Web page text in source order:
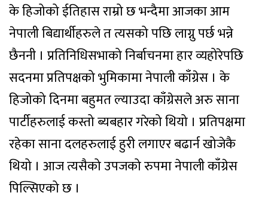
के हिजोको ईतिहास राम्रो छ भन्दैमा आजका आम
नेपाली बिद्यार्थीहरुले त त्यसको पछि लाग्नु पर्छ भन्ने
छैननी । प्रतिनिधिसभाको निर्बाचनमा हार व्यहोरेपछि
सदनमा प्रतिपक्षको भुमिकामा नेपाली काँग्रेस । के
हिजोको दिनमा बहुमत ल्याउदा काँग्रेसले अरु साना
पार्टीहरुलाई कस्तो ब्यबहार गरेको थियो । प्रतिपक्षमा
रहेका साना दलहरुलाई हुरी लगाएर बढार्न खोजेकै
थियो । आज त्यसैको उपजको रुपमा नेपाली काँग्रेस
पिल्सिएको छ ।